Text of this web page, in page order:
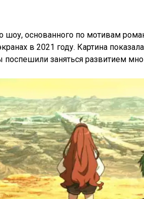
шоу, основанного по мотивам
в 2021 году. Картина
поспешили заняться развитием